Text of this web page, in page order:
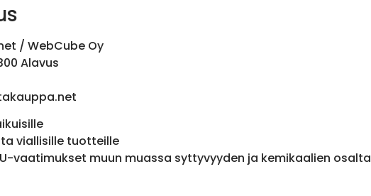
/ WebCube Oy
Alavus
viallisille tuotteille
vaatimukset muun muassa syttyvyyden ja kemikaalien osalta